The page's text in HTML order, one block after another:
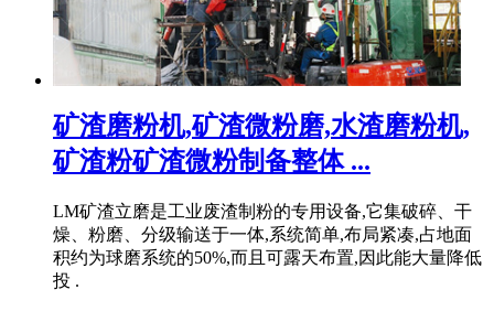
矿渣磨粉机,矿渣微粉磨,水渣磨粉机,
矿渣粉矿渣微粉制备整体 ...
LM矿渣立磨是工业废渣制粉的专用设备,它集破碎、干
燥、粉磨、分级输送于一体,系统简单,布局紧凑,占地面
积约为球磨系统的50%,而且可露天布置,因此能大量降低
投 .